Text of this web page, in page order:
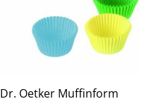
Dr. Oetker Muffinform